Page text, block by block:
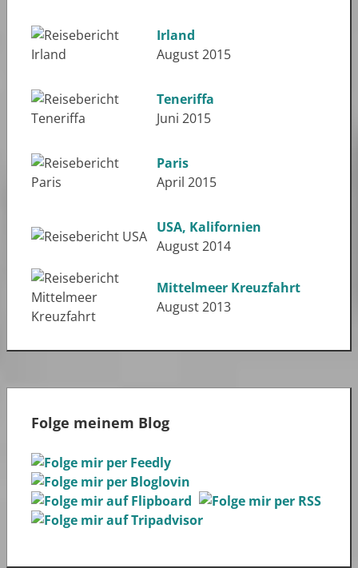
Irland
August 2015
Teneriffa
Juni 2015
Paris
April 2015
USA, Kalifornien
August 2014
Mittelmeer Kreuzfahrt
August 2013
Folge meinem Blog